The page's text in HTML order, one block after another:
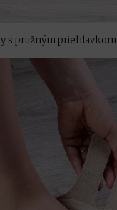
s pružným priehlavkom